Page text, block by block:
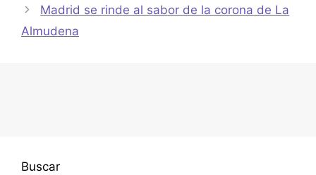
Madrid se rinde al sabor de la corona de La
Almudena
Buscar